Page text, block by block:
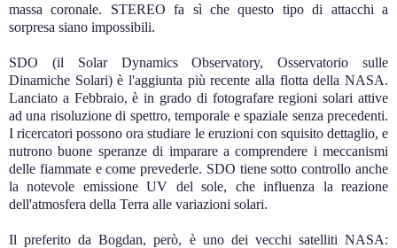
massa coronale. STEREO fa sì che questo tipo di attacchi a
sorpresa siano impossibili.
SDO (il Solar Dynamics Observatory, Osservatorio sulle
Dinamiche Solari) è l'aggiunta più recente alla flotta della NASA.
Lanciato a Febbraio, è in grado di fotografare regioni solari attive
ad una risoluzione di spettro, temporale e spaziale senza precedenti.
I ricercatori possono ora studiare le eruzioni con squisito dettaglio, e
nutrono buone speranze di imparare a comprendere i meccanismi
delle fiammate e come prevederle. SDO tiene sotto controllo anche
la notevole emissione UV del sole, che influenza la reazione
dell'atmosfera della Terra alle variazioni solari.
Il preferito da Bogdan, però, è uno dei vecchi satelliti NASA: